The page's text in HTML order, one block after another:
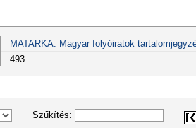
MATARKA: Magyar folyóiratok
493
Szűkítés: